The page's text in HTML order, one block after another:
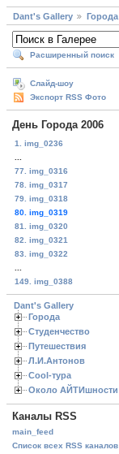
Dant's Gallery Города
Расширенный поиск
Слайд-шоу
Экспорт RSS Фото
День Города 2006
1. img_0236
77. img_0316
78. img_0317
79. img_0318
80. img_0319
81. img_0320
82. img_0321
83. img_0322
149. img_0388
Dant's Gallery
Города
Студенчество
Путешествия
Л.И.Антонов
Cool-тура
Около АЙТИшности
Каналы RSS
main_feed
Список всех RSS каналов